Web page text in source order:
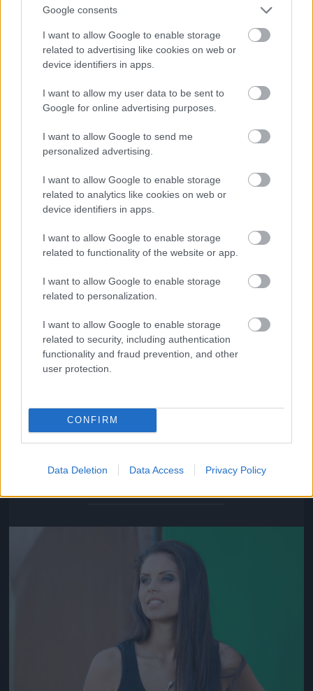
Google consents
I want to allow Google to enable storage
related to advertising like cookies on web or
device identifiers in apps.
I want to allow my user data to be sent to
Google for online advertising purposes.
I want to allow Google to send me
personalized advertising.
I want to allow Google to enable storage
related to analytics like cookies on web or
device identifiers in apps.
I want to allow Google to enable storage
related to functionality of the website or app.
I want to allow Google to enable storage
related to personalization.
I want to allow Google to enable storage
related to security, including authentication
functionality and fraud prevention, and other
user protection.
CONFIRM
Data Deletion Data Access Privacy Policy
Jön még kép!
Fotó: / Velvet
Jön még kép!